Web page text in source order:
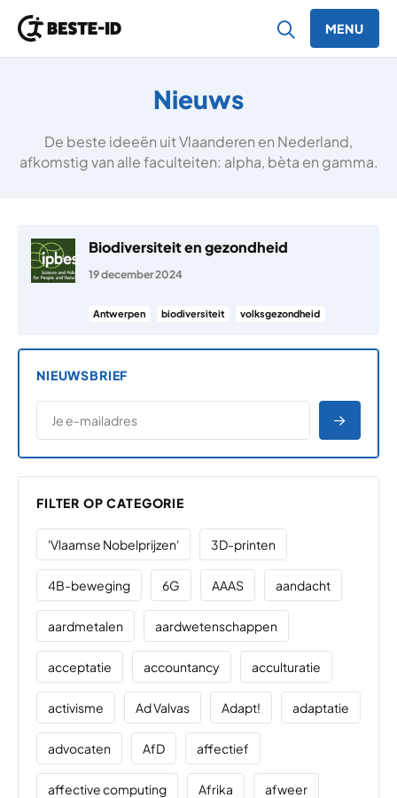
MENU
Nieuws
De beste ideeën uit Vlaanderen en Nederland,
afkomstig van alle faculteiten: alpha, bèta en gamma.
Biodiversiteit en gezondheid
19 december 2024
Antwerpen biodiversiteit volksgezondheid
NIEUWSBRIEF
E-MAILADRES
*
FILTER OP CATEGORIE
'Vlaamse Nobelprijzen' 3D-printen
4B-beweging 6G AAAS aandacht
aardmetalen aardwetenschappen
acceptatie accountancy acculturatie
activisme Ad Valvas Adapt! adaptatie
advocaten AfD affectief
affective computing Afrika afweer